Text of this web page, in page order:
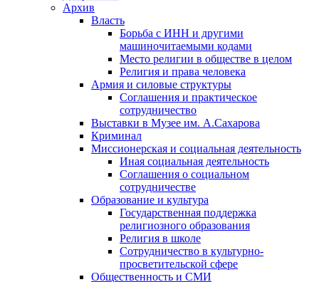
Архив
Власть
Борьба с ИНН и другими
машиночитаемыми кодами
Место религии в обществе в целом
Религия и права человека
Армия и силовые структуры
Соглашения и практическое
сотрудничество
Выставки в Музее им. А.Сахарова
Криминал
Миссионерская и социальная деятельность
Иная социальная деятельность
Соглашения о социальном
сотрудничестве
Образование и культура
Государственная поддержка
религиозного образования
Религия в школе
Сотрудничество в культурно-
просветительской сфере
Общественность и СМИ